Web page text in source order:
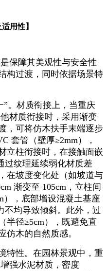
用性】
保障其美观性与安全性
构过渡，同时依据场景特
”。材质衔接上，当重庆
材质衔接时，采用渐变
，可将仿木扶手末端逐步
套管（壁厚≥2mm），
立柱衔接时，在接触面嵌
过纹理延续弱化材质差
在坡度变化处（如坡道与
渐变至 105cm ，立柱间
），底部增设混凝土基座
不均导致倾斜。此外，过
半径≥5cm），既避免直
仿木的自然质感。
特性。在园林景观中，重
强水泥材质，密度